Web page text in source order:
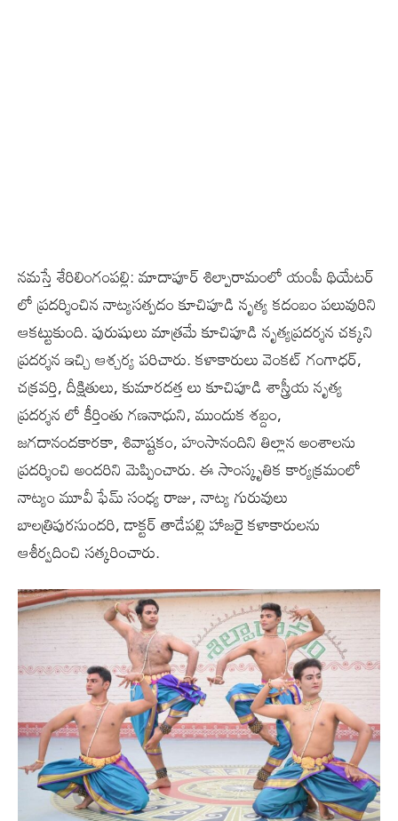
నమస్తే శేరిలింగంపల్లి: మాదాపూర్ శిల్పారామంలో యంపీ థియేటర్
లో ప్రదర్శించిన నాట్యసత్పదం కూచిపూడి నృత్య కదంబం పలువురిని
ఆకట్టుకుంది. పురుషులు మాత్రమే కూచిపూడి నృత్యప్రదర్శన చక్కని
ప్రదర్శన ఇచ్చి ఆశ్చర్య పరిచారు. కళాకారులు వెంకట్ గంగాధర్,
చక్రవర్తి, దీక్షితులు, కుమారదత్త లు కూచిపూడి శాస్త్రీయ నృత్య
ప్రదర్శన లో కీర్తింతు గణనాధుని, ముందుక శబ్దం,
జగదానందకారకా, శివాష్టకం, హంసానందిని తిల్లాన అంశాలను
ప్రదర్శించి అందరిని మెప్పించారు. ఈ సాంస్కృతిక కార్యక్రమంలో
నాట్యం మూవీ ఫేమ్ సంధ్య రాజు, నాట్య గురువులు
బాలత్రిపురసుందరి, డాక్టర్ తాడేపల్లి హాజరై కళాకారులను
ఆశీర్వదించి సత్కరించారు.